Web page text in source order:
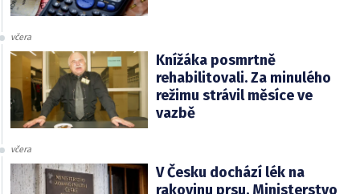
včera
Knížáka posmrtně
rehabilitovali. Za minulého
režimu strávil měsíce ve
vazbě
včera
V Česku dochází lék na
rakovinu prsu. Ministerstvo